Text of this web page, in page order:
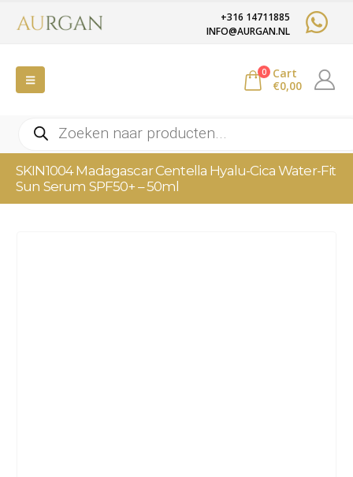
+316 14711885
INFO@AURGAN.NL
0
Cart
€0,00
Producten
zoeken
SKIN1004 Madagascar Centella Hyalu-Cica Water-Fit
Sun Serum SPF50+ – 50ml